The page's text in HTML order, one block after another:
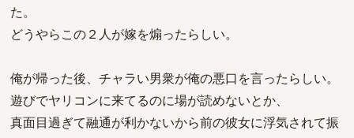
た。
どうやらこの２人が嫁を煽ったらしい。
俺が帰った後、チャラい男衆が俺の悪口を言ったらしい。
遊びでヤリコンに来てるのに場が読めないとか、
真面目過ぎて融通が利かないから前の彼女に浮気されて振